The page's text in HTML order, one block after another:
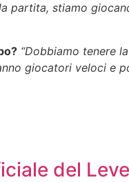
partita, stiamo
“Dobbiamo tenere
giocatori veloci e
del